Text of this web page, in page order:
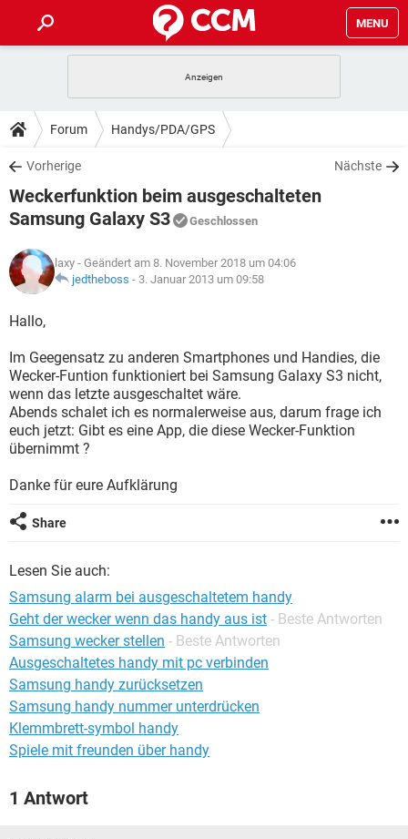
MENU
ANDROID IOS
WINDOWS 10
WHATSAPP TIKTOK
FACEBOOK HARDWARE
TIPPS & TRICKS
SPIELE STREAMING
WINDOWS 10
FACEBOOK HARDWARE
DOWNLOADS
SPIELE STREAMING
ANDROID IOS
WINDOWS 10 INSTAGRAM
WHATSAPP
FACEBOOK
FORUM
ANDROID IOS
FACEBOOK HARDWARE
LEXIKON
SPIELE
ANDROID
WINDOWS 10 INSTAGRAM
WHATSAPP TIKTOK
FACEBOOK HARDWARE
Forum Handys/PDA/GPS
Vorherige Nächste
Weckerfunktion beim ausgeschalteten
Samsung Galaxy S3
Geschlossen
laxy - Geändert am 8. November 2018 um 04:06
jedtheboss - 3. Januar 2013 um 09:58
Hallo,
Im Geegensatz zu anderen Smartphones und Handies, die
Wecker-Funtion funktioniert bei Samsung Galaxy S3 nicht,
wenn das letzte ausgeschaltet wäre.
Abends schalet ich es normalerweise aus, darum frage ich
euch jetzt: Gibt es eine App, die diese Wecker-Funktion
übernimmt ?
Danke für eure Aufklärung
Share
Lesen Sie auch:
Samsung alarm bei ausgeschaltetem handy
Geht der wecker wenn das handy aus ist - Beste Antworten
Samsung wecker stellen - Beste Antworten
Ausgeschaltetes handy mit pc verbinden
Samsung handy zurücksetzen
Samsung handy nummer unterdrücken
Klemmbrett-symbol handy
Spiele mit freunden über handy
1 Antwort